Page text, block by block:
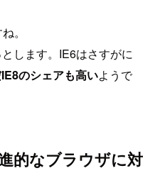
。
します。IE6はさすがに
のシェアも高いようで
的なブラウザに対